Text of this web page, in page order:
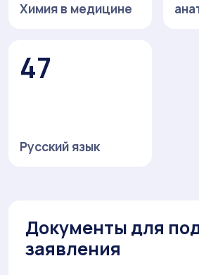
Химия в медицине
47
Русский язык
Документы для
заявления